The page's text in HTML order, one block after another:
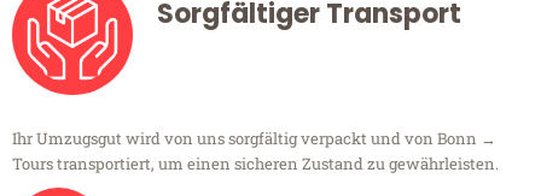
Sorgfältiger Transport
Ihr Umzugsgut wird von uns sorgfältig verpackt und von Bonn →
Tours transportiert, um einen sicheren Zustand zu gewährleisten.